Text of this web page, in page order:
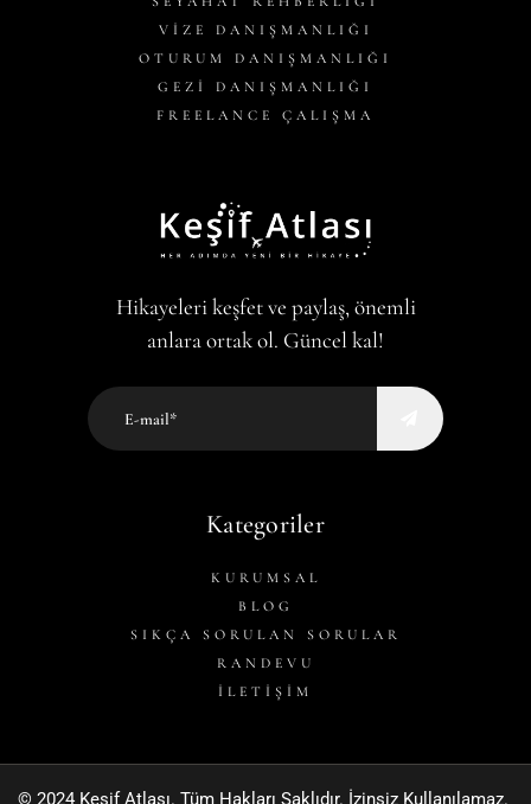
SEYAHAT REHBERLİĞİ
VİZE DANIŞMANLIĞI
OTURUM DANIŞMANLIĞI
GEZİ DANIŞMANLIĞI
FREELANCE ÇALIŞMA
Hikayeleri keşfet ve paylaş, önemli
anlara ortak ol. Güncel kal!
Kategoriler
KURUMSAL
BLOG
SIKÇA SORULAN SORULAR
RANDEVU
İLETİŞİM